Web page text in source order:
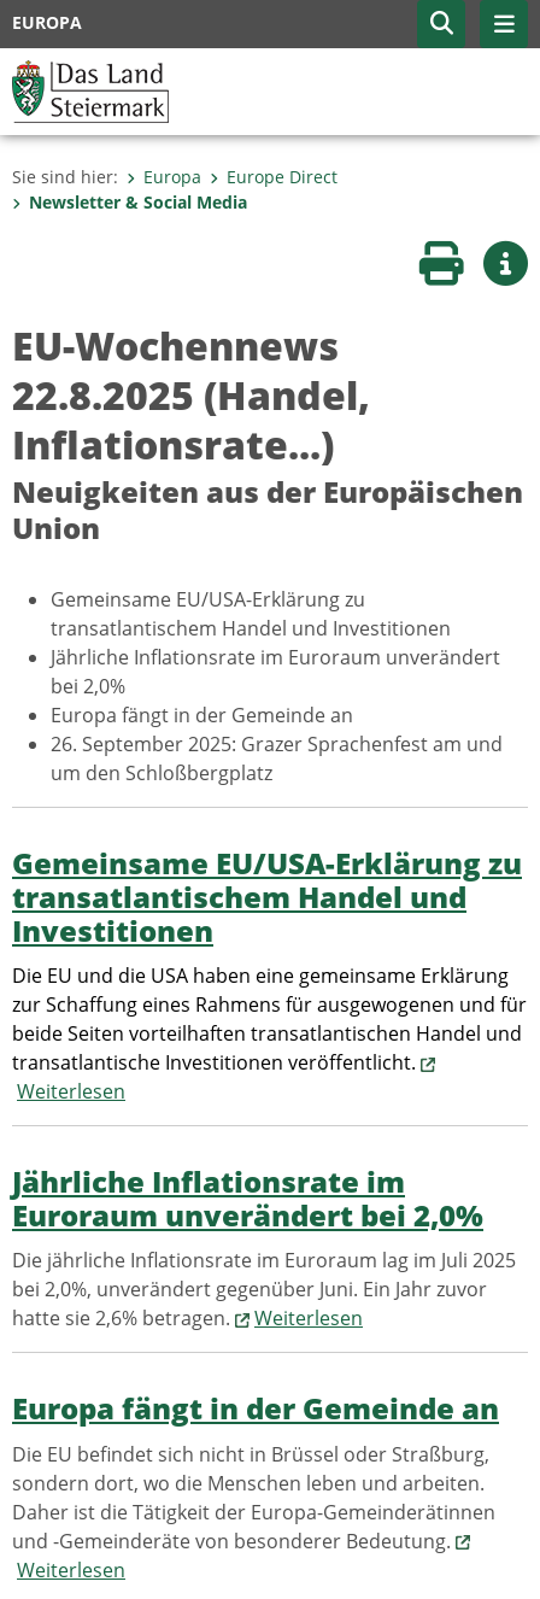
EUROPA
Sie sind hier: Europa
Europe Direct
Newsletter & Social Media
Seite
EU-Wochennews
22.8.2025 (Handel,
Inflationsrate...)
Neuigkeiten aus der Europäischen
Union
Gemeinsame EU/USA-Erklärung zu
transatlantischem Handel und Investitionen
Jährliche Inflationsrate im Euroraum unverändert
bei 2,0%
Europa fängt in der Gemeinde an
26. September 2025: Grazer Sprachenfest am und
um den Schloßbergplatz
Gemeinsame EU/USA-Erklärung zu
transatlantischem Handel und
Investitionen
Die EU und die USA haben eine gemeinsame Erklärung
zur Schaffung eines Rahmens für ausgewogenen und für
beide Seiten vorteilhaften transatlantischen Handel und
transatlantische Investitionen veröffentlicht.
Weiterlesen
Jährliche Inflationsrate im
Euroraum unverändert bei 2,0%
Die jährliche Inflationsrate im Euroraum lag im Juli 2025
bei 2,0%, unverändert gegenüber Juni. Ein Jahr zuvor
hatte sie 2,6% betragen.
Weiterlesen
Europa fängt in der Gemeinde an
Die EU befindet sich nicht in Brüssel oder Straßburg,
sondern dort, wo die Menschen leben und arbeiten.
Daher ist die Tätigkeit der Europa-Gemeinderätinnen
und -Gemeinderäte von besonderer Bedeutung.
Weiterlesen